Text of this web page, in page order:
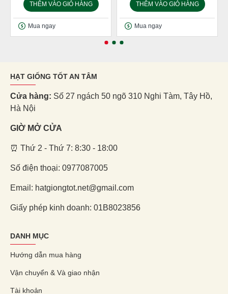
THÊM VÀO GIỎ HÀNG
Mua ngay
THÊM VÀO GIỎ HÀNG
Mua ngay
HẠT GIỐNG TỐT AN TÂM
Cửa hàng: Số 27 ngách 50 ngõ 310 Nghi Tàm, Tây Hồ,
Hà Nội
GIỜ MỞ CỬA
⏰ Thứ 2 - Thứ 7: 8:30 - 18:00
Số điện thoại: 0977087005
Email: hatgiongtot.net@gmail.com
Giấy phép kinh doanh: 01B8023856
DANH MỤC
Hướng dẫn mua hàng
Vận chuyển & Và giao nhận
Tài khoản